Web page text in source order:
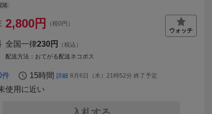
送
2,800円 （税0円）
全国一律230円
（税込）
配送方法
おてがる配送ネコポス
件 15時間 詳細 8月6日（木）21時52分 終了予定
使用に近い